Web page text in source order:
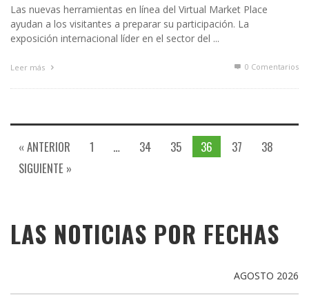
Las nuevas herramientas en línea del Virtual Market Place
ayudan a los visitantes a preparar su participación. La
exposición internacional líder en el sector del ...
Leer más 0 Comentarios
« ANTERIOR 1 … 34 35 36 37
38
SIGUIENTE »
LAS NOTICIAS POR FECHAS
AGOSTO 2026